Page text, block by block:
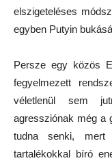
elszigeteléses
egyben Putyin
Persze egy közös
fegyelmezett
véletlenül sem
agressziónak még a
tudna senki, mert
tartalékokkal bíró